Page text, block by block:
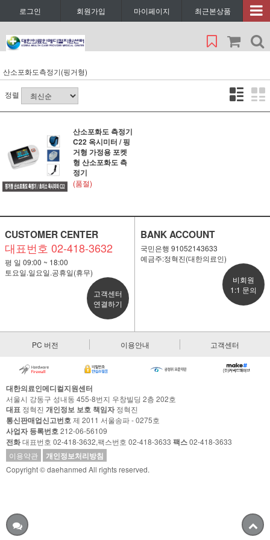
로그인 회원가입 마이페이지 최근본상품
산소포화도측정기(핑거형)
정렬
산소포화도 측정기
C22 옥시미터 / 핑
거형 가정용 포켓
형 산소포화도 측
정기
(품절)
CUSTOMER CENTER
대표번호 02-418-3632
평 일 09:00 ~ 18:00
토요일.일요일.공휴일(휴무)
고객센터
연결하기
BANK ACCOUNT
국민은행 91052143633
예금주:정혁진(대한의료인)
비회원
1:1 문의
PC 버전 이용안내 고객센터
대한의료인메디컬지원센터
서울시 강동구 성내동 455-8번지 우창빌딩 2층 202호
대표 정혁진 개인정보 보호 책임자정혁진
통신판매업신고번호제 2011 서울송파 - 0275호
사업자 등록번호212-06-56109
전화대표번호 02-418-3632,팩스번호 02-418-3633 팩스02-418-3633
이용약관
개인정보처리방침
Copyright © daehanmed All rights reserved.